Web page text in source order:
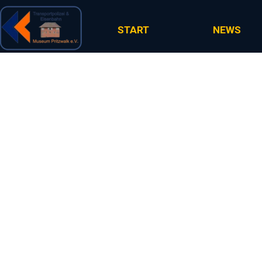
Direkt zum Seiteninhalt
START NEWS